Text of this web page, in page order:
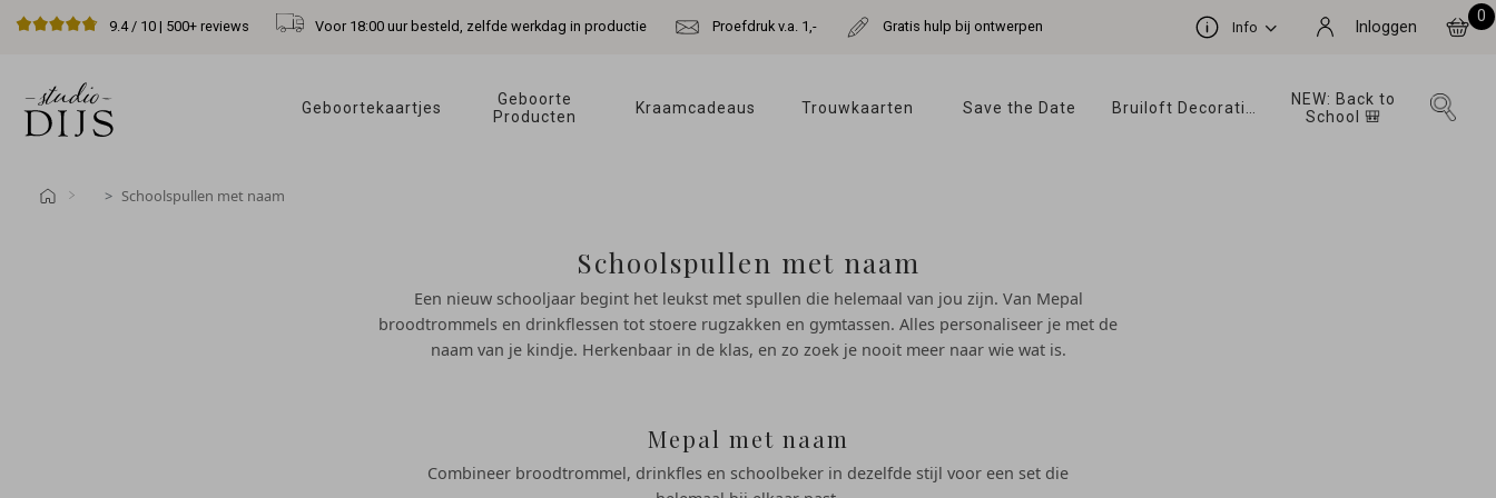
9.4/ 10 | 500+ reviews Voor 18:00 uur besteld, zelfde werkdag in productie Proefdruk v.a. 1,- Gratis hulp bij ontwerpen Info Inloggen
0
Geboortekaartjes
Geboorte
Producten
Kraamcadeaus Trouwkaarten Save the Date
NEW: Back to
School 🎒
Schoolspullen met naam
Schoolspullen met naam
Een nieuw schooljaar begint het leukst met spullen die helemaal van jou zijn. Van Mepal
broodtrommels en drinkflessen tot stoere rugzakken en gymtassen. Alles personaliseer je met de
naam van je kindje. Herkenbaar in de klas, en zo zoek je nooit meer naar wie wat is.
Mepal met naam
Combineer broodtrommel, drinkfles en schoolbeker in dezelfde stijl voor een set die